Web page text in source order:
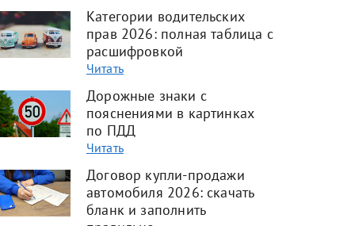
Категории водительских
прав 2026: полная таблица с
расшифровкой
Читать
Дорожные знаки с
пояснениями в картинках
по ПДД
Читать
Договор купли-продажи
автомобиля 2026: скачать
бланк и заполнить